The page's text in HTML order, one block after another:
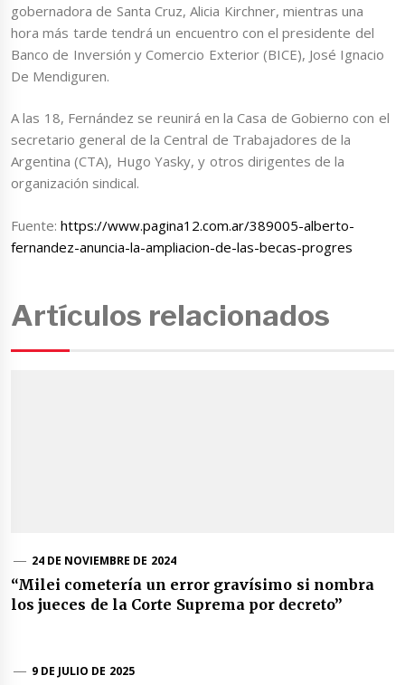
gobernadora de Santa Cruz, Alicia Kirchner, mientras una
hora más tarde tendrá un encuentro con el presidente del
Banco de Inversión y Comercio Exterior (BICE), José Ignacio
De Mendiguren.
A las 18, Fernández se reunirá en la Casa de Gobierno con el
secretario general de la Central de Trabajadores de la
Argentina (CTA), Hugo Yasky, y otros dirigentes de la
organización sindical.
Fuente:https://www.pagina12.com.ar/389005-alberto-
fernandez-anuncia-la-ampliacion-de-las-becas-progres
Artículos relacionados
24 DE NOVIEMBRE DE 2024
“Milei cometería un error gravísimo si nombra
los jueces de la Corte Suprema por decreto”
9 DE JULIO DE 2025